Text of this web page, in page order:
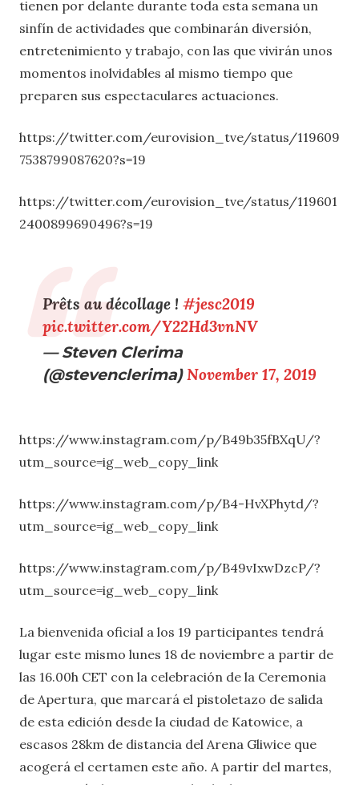
tienen por delante durante toda esta semana un
sinfín de actividades que combinarán diversión,
entretenimiento y trabajo, con las que vivirán unos
momentos inolvidables al mismo tiempo que
preparen sus espectaculares actuaciones.
https://twitter.com/eurovision_tve/status/119609
7538799087620?s=19
https://twitter.com/eurovision_tve/status/119601
2400899690496?s=19
Prêts au décollage ! #jesc2019
pic.twitter.com/Y22Hd3vnNV
— Steven Clerima
(@stevenclerima)November 17, 2019
https://www.instagram.com/p/B49b35fBXqU/?
utm_source=ig_web_copy_link
https://www.instagram.com/p/B4-HvXPhytd/?
utm_source=ig_web_copy_link
https://www.instagram.com/p/B49vIxwDzcP/?
utm_source=ig_web_copy_link
La bienvenida oficial a los 19 participantes tendrá
lugar este mismo lunes 18 de noviembre a partir de
las 16.00h CET con la celebración de la Ceremonia
de Apertura, que marcará el pistoletazo de salida
de esta edición desde la ciudad de Katowice, a
escasos 28km de distancia del Arena Gliwice que
acogerá el certamen este año. A partir del martes,